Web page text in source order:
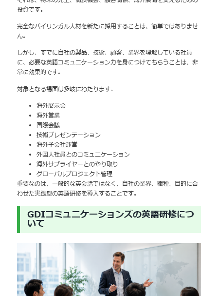
投資です。
完全なバイリンガル人材を新たに採用することは、簡単ではありませ
ん。
しかし、すでに自社の製品、技術、顧客、業界を理解している社員
に、必要な英語コミュニケーション力を身につけてもらうことは、非
常に効果的です。
対象となる場面は多岐にわたります。
海外展示会
海外営業
国際会議
技術プレゼンテーション
海外子会社運営
外国人社員とのコミュニケーション
海外サプライヤーとのやり取り
グローバルプロジェクト管理
重要なのは、一般的な英会話ではなく、自社の業界、職種、目的に合
わせた実践型の英語研修を導入することです。
GDIコミュニケーションズの英語研修につ
いて